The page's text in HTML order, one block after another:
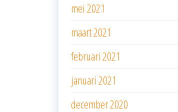
mei 2021
maart 2021
februari 2021
januari 2021
december 2020